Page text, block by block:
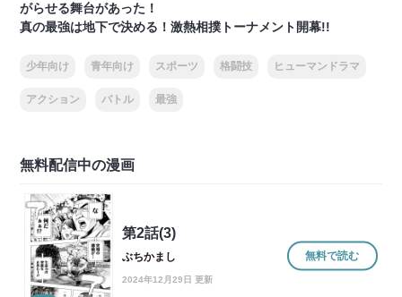
がらせる舞台があった！
真の最強は地下で決める！激熱相撲トーナメント開幕!!
少年向け 青年向け スポーツ 格闘技 ヒューマンドラマ
アクション バトル 最強
無料配信中の漫画
第2話(3)
ぶちかまし
2024年12月29日 更新
無料で読む